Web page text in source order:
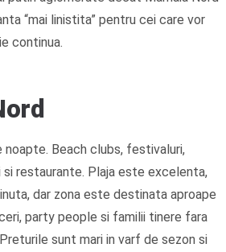
“mai linistita” pentru cei care vor
continua.
noapte. Beach clubs, festivaluri,
restaurante. Plaja este excelenta,
dar zona este destinata aproape
party people si familii tinere fara
sunt mari in varf de sezon si